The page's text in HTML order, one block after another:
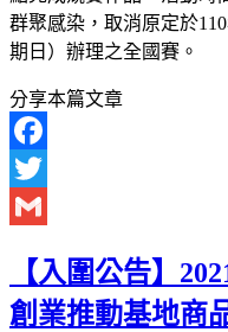
群聚感染，取消原定於
期日）辦理之全國賽。
分享本篇文章
Facebook
Twitter
【入圍公告】
創業推動基地商